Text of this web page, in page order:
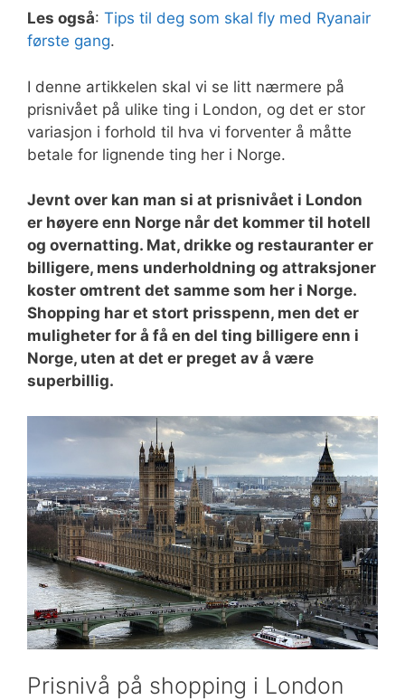
Les også: Tips til deg som skal fly med Ryanair
første gang.
I denne artikkelen skal vi se litt nærmere på
prisnivået på ulike ting i London, og det er stor
variasjon i forhold til hva vi forventer å måtte
betale for lignende ting her i Norge.
Jevnt over kan man si at prisnivået i London
er høyere enn Norge når det kommer til hotell
og overnatting. Mat, drikke og restauranter er
billigere, mens underholdning og attraksjoner
koster omtrent det samme som her i Norge.
Shopping har et stort prisspenn, men det er
muligheter for å få en del ting billigere enn i
Norge, uten at det er preget av å være
superbillig.
Prisnivå på shopping i London